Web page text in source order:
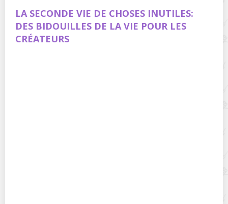
LA SECONDE VIE DE CHOSES INUTILES:
DES BIDOUILLES DE LA VIE POUR LES
CRÉATEURS